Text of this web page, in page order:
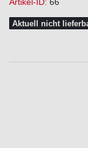
Aktuell nicht